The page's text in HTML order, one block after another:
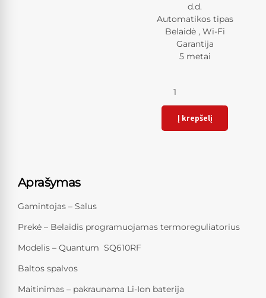
d.d.
Automatikos tipas
Belaidė , Wi-Fi
Garantija
5 metai
Į krepšelį
Aprašymas
Gamintojas – Salus
Prekė – Belaidis programuojamas termoreguliatorius
Modelis – Quantum SQ610RF
Baltos spalvos
Maitinimas – pakraunama Li-Ion baterija